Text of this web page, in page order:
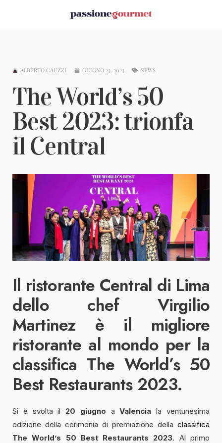
ALBERTO CAUZZI GIUGNO 23, 2023 NEWS
The World’s 50
Best 2023: trionfa
il Central
Il ristorante Central di Lima
dello chef Virgilio
Martinez è il migliore
ristorante al mondo per la
classifica The World’s 50
Best Restaurants 2023.
Si è svolta il 20 giugno aValenciala ventunesima
edizione della cerimonia di premiazione della classifica
The World’s 50 Best Restaurants 2023. Al primo